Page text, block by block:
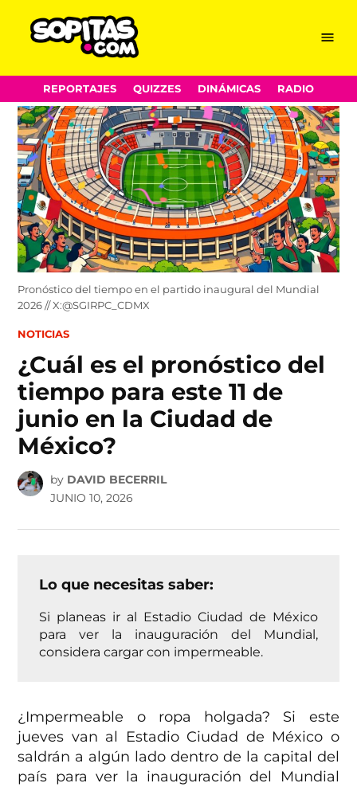
Skip
to
content
Menu
REPORTAJES QUIZZES DINÁMICAS RADIO
Pronóstico del tiempo en el partido inaugural del Mundial
2026 // X:@SGIRPC_CDMX
POSTED
NOTICIAS
¿Cuál es el pronóstico del
tiempo para este 11 de
junio en la Ciudad de
México?
by DAVID BECERRIL
JUNIO 10, 2026
Lo que necesitas saber:
Si planeas ir al Estadio Ciudad de México
para ver la inauguración del Mundial,
considera cargar con impermeable.
¿Impermeable o ropa holgada? Si este
jueves van al Estadio Ciudad de México o
saldrán a algún lado dentro de la capital del
país para ver la inauguración del Mundial